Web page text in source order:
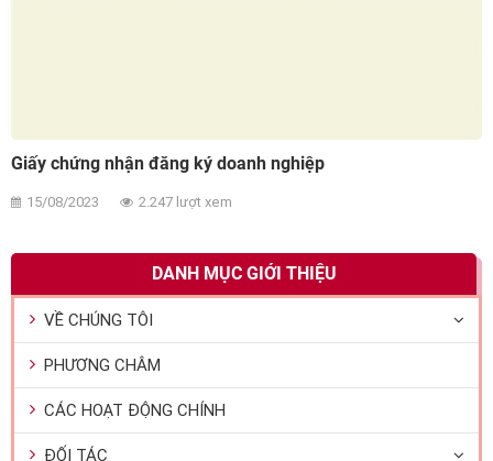
Giấy chứng nhận đăng ký doanh nghiệp
15/08/2023 2.247 lượt xem
DANH MỤC GIỚI THIỆU
VỀ CHÚNG TÔI
PHƯƠNG CHÂM
CÁC HOẠT ĐỘNG CHÍNH
ĐỐI TÁC